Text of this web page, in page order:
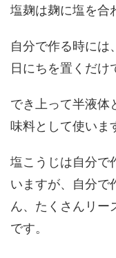
塩麹は麹に塩を合
自分で作る時には
日にちを置くだけ
でき上って半液体
味料として使いま
塩こうじは自分で
いますが、自分で
ん、たくさんリー
です。